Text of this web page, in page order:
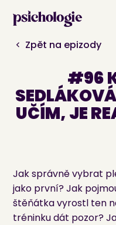
Zpět na epizody
#96
UČÍM, JE
#96 Karolína
učím, je reakce na
Jak správně vybrat
jako první? Jak
štěňátka vyrostl ten
tréninku dát pozor?